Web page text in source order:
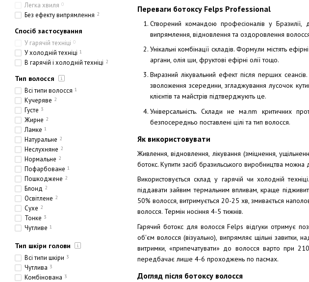
Переваги ботоксу Felps Professional
Створений командою професіоналів у
випрямлення, відновлення та оздоровлення
Унікальні комбінації складів. Формули містять
аргани, олія ши, фруктові ефірні олії тощо.
Виразний лікувальний ефект після перших
зволоження зсередини, згладжування лусочок
клієнтів та майстрів підтверджують це.
Універсальність. Склади не ма.nm критичних
безпосередньо поставлені цілі та тип волосся.
Як використовувати
Живлення, відновлення, лікування (зміцнення,
ботокс. Купити засіб бразильського виробництва
Використовується склад у гарячій чи холодній
піддавати зайвим термальним впливам, краще
50% волосся, витримується 20-25 хв, змивається
волосся. Термін носіння 4-5 тижнів.
Гарячий ботокс для волосся Felps відгуки отримує
об'єм волосся (візуально), випрямляє щільні завитки,
витримки, «припечатувати» до волосся варто при
передбачає лише 4-6 проходжень по пасмах.
Догляд після ботоксу волосся
Легка хвиля 0
Без ефекту випрямлення 2
Спосіб застосування
У гарячій техніці 0
У холодній техніці 1
В гарячій і холодній техніці 2
Тип волосся
Всі типи волосся 1
Кучеряве 2
Густе 3
Жирне 2
Ламке 1
Натуральне 2
Неслухняне 2
Нормальне 2
Пофарбоване 1
Пошкоджене 2
Блонд 2
Освітлене 2
Сухе 2
Тонке 3
Чутливе 1
Товсте
Пористе 2
Тип шкіри голови
Всі типи шкіри 3
Чутлива 3
Комбінована 3